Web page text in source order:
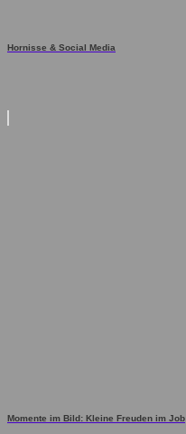
Hornisse & Social Media
Momente im Bild: Kleine Freuden im Job